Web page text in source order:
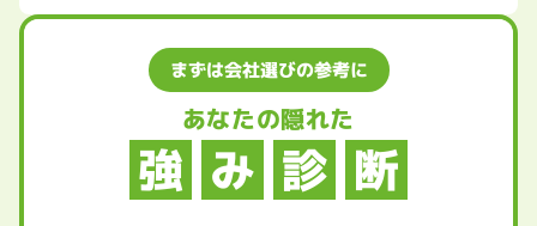
まずは会社選びの参考に
あなたの隠れた
強 み 診 断